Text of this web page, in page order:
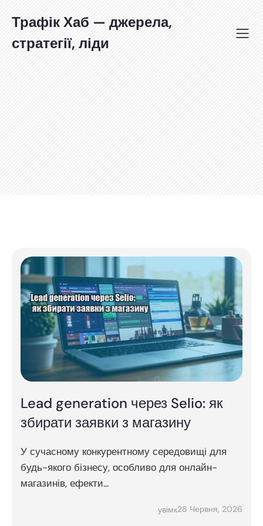
вмісту
Трафік Хаб — джерела,
стратегії, ліди
Lead generation через Selio: як
збирати заявки з магазину
У сучасному конкурентному середовищі для
будь-якого бізнесу, особливо для онлайн-
магазинів, ефекти...
увімк28 Червня, 2026